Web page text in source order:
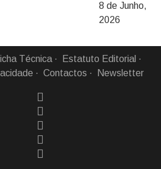
8 de Junho,
2026
Técnica
Estatuto Editorial
Contactos Newsletter